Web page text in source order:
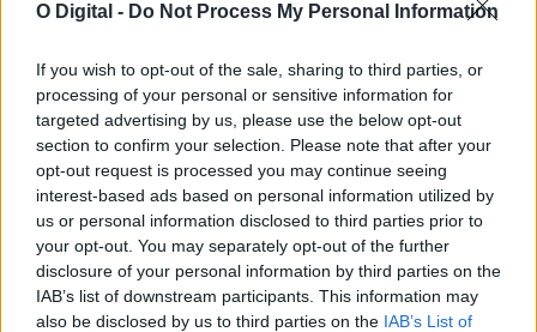
O Digital - Do Not Process My Personal Information
If you wish to opt-out of the sale, sharing to third parties, or
processing of your personal or sensitive information for
targeted advertising by us, please use the below opt-out
section to confirm your selection. Please note that after your
opt-out request is processed you may continue seeing
interest-based ads based on personal information utilized by
us or personal information disclosed to third parties prior to
your opt-out. You may separately opt-out of the further
disclosure of your personal information by third parties on the
IAB’s list of downstream participants. This information may
also be disclosed by us to third parties on the IAB’s List of
São 98 mil painéis e dez aerogeradores: Conheça o projeto que
pode nascer na região de Montemor-o-Novo e Vendas Novas
O Procedimento de Definição de Âmbito do Estudo de Impacte
Ambiental do Projeto Híbrido...
7 Agosto, 2026 - 14:30